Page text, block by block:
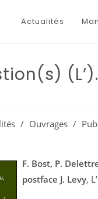
Actualités
/ Ouvrages /
F. Bost, P.
postface J. Levy,